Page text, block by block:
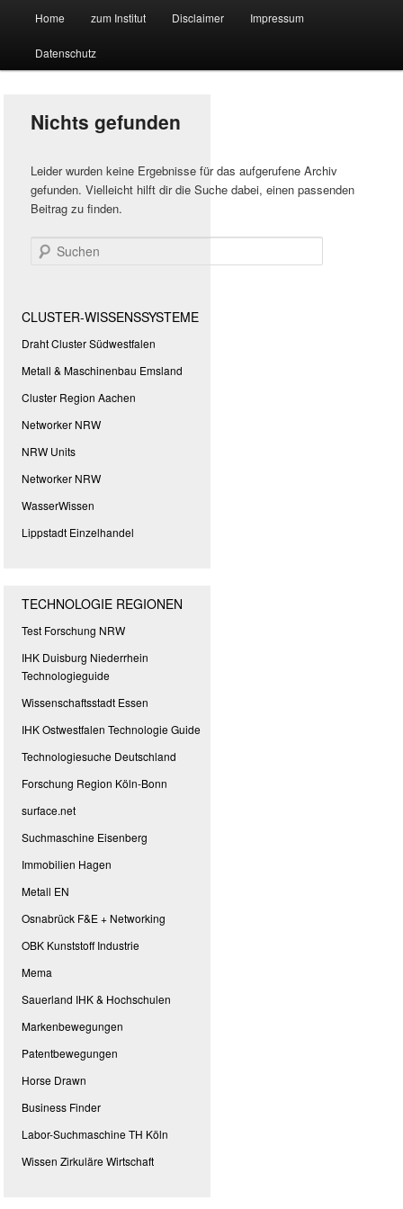
Suchmaschine Forschung und
Technologie
Zum
primären
springen
Zum
sekundären
springen
Home zum Institut Disclaimer Impressum
Datenschutz
Nichts gefunden
Leider wurden keine Ergebnisse für das aufgerufene Archiv
gefunden. Vielleicht hilft dir die Suche dabei, einen passenden
Beitrag zu finden.
Suchen
CLUSTER-WISSENSSYSTEME
Draht Cluster Südwestfalen
Metall & Maschinenbau Emsland
Cluster Region Aachen
Networker NRW
NRW Units
Networker NRW
WasserWissen
Lippstadt Einzelhandel
TECHNOLOGIE REGIONEN
Test Forschung NRW
IHK Duisburg Niederrhein
Technologieguide
Wissenschaftsstadt Essen
IHK Ostwestfalen Technologie Guide
Technologiesuche Deutschland
Forschung Region Köln-Bonn
surface.net
Suchmaschine Eisenberg
Immobilien Hagen
Metall EN
Osnabrück F&E + Networking
OBK Kunststoff Industrie
Mema
Sauerland IHK & Hochschulen
Markenbewegungen
Patentbewegungen
Horse Drawn
Business Finder
Labor-Suchmaschine TH Köln
Wissen Zirkuläre Wirtschaft